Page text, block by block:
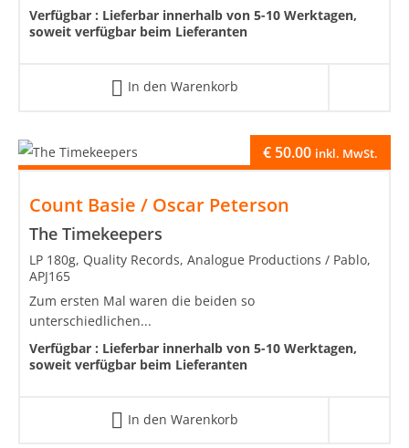
Verfügbar : Lieferbar innerhalb von 5-10 Werktagen,
soweit verfügbar beim Lieferanten
In den Warenkorb
Count Basie / Oscar Peterson
The Timekeepers
€ 50.00 inkl. MwSt.
LP 180g, Quality Records, Analogue Productions / Pablo,
APJ165
Zum ersten Mal waren die beiden so
unterschiedlichen...
Verfügbar : Lieferbar innerhalb von 5-10 Werktagen,
soweit verfügbar beim Lieferanten
In den Warenkorb